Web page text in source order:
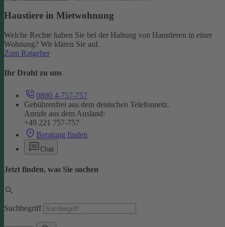
Haustiere in Mietwohnung
Welche Rechte haben Sie bei der Haltung von Haustieren in einer
Wohnung? Wir klären Sie auf.
Zum Ratgeber
Ihr Draht zu uns
0800 4-757-757
Gebührenfrei aus dem deutschen Telefonnetz.
Anrufe aus dem Ausland:
+49 221 757-757
Beratung finden
Chat
Jetzt finden, was Sie suchen
Suchbegriff